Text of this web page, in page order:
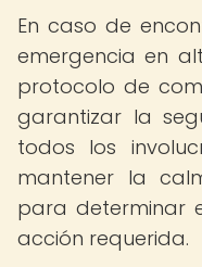
En caso de
emergencia en
protocolo de
garantizar la
todos los
mantener la
para determinar
acción requerida.